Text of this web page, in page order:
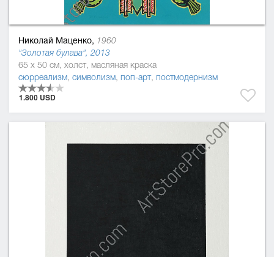
Николай Маценко, 1960
"Золотая булава", 2013
65 x 50 см, холст, масляная краска
сюрреализм, символизм, поп-арт, постмодернизм
1.800 USD